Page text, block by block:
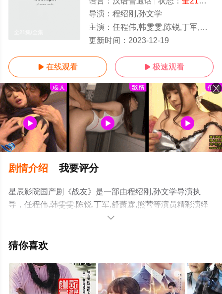
导演： 程绍刚,孙文学
主演： 任程伟,韩雯雯,陈锐,丁军,舒萧霖,熊莺
更新时间： 2023-12-19
 在线观看  极速观看
剧情介绍 我要评分
星辰影院国产剧《战友》是一部由程绍刚,孙文学导演执
导，任程伟,韩雯雯,陈锐,丁军,舒萧霖,熊莺等演员精彩演绎
的中国大陆电视剧，大结局剧情已揭晓（全21集），手机
多相关信息可移步至豆瓣电视剧、电视猫或剧情网等平台

猜你喜欢